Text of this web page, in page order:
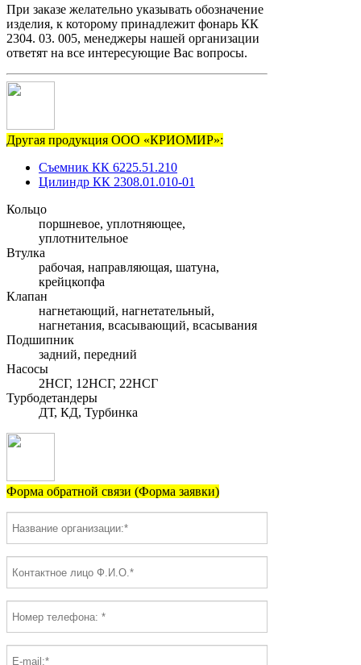
При заказе желательно указывать обозначение
изделия, к которому принадлежит фонарь КК
2304. 03. 005, менеджеры нашей организации
ответят на все интересующие Вас вопросы.
Другая продукция ООО «КРИОМИР»:
Съемник КК 6225.51.210
Цилиндр КК 2308.01.010-01
Кольцо
поршневое, уплотняющее,
уплотнительное
Втулка
рабочая, направляющая, шатуна,
крейцкопфа
Клапан
нагнетающий, нагнетательный,
нагнетания, всасывающий, всасывания
Подшипник
задний, передний
Насосы
2НСГ, 12НСГ, 22НСГ
Турбодетандеры
ДТ, КД, Турбинка
Форма обратной связи (Форма заявки)